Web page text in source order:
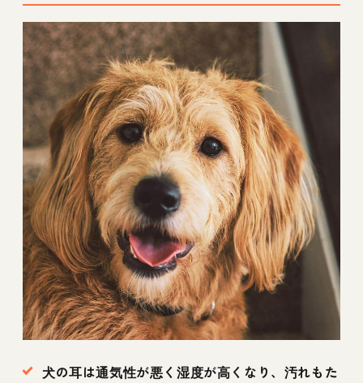
犬の耳は通気性が悪く湿度が高くなり、汚れもた